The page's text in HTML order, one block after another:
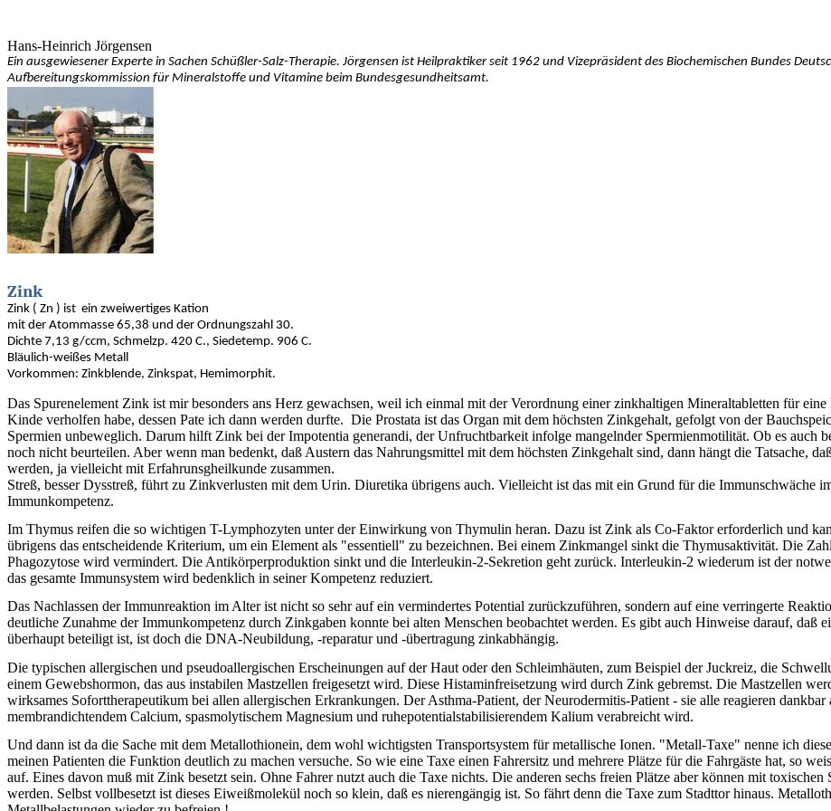
Hans-Heinrich Jörgensen
Ein ausgewiesener Experte in Sachen Schüßler-Salz-Therapie. Jörgensen ist Heilpraktiker seit 1962 und Vizepräsident des Biochemischen Bundes
Aufbereitungskommission für Mineralstoffe und Vitamine beim Bundesgesundheitsamt.
Zink
Zink ( Zn ) ist ein zweiwertiges Kation
mit der Atommasse 65,38 und der Ordnungszahl 30.
Dichte 7,13 g/ccm, Schmelzp. 420 C., Siedetemp. 906 C.
Bläulich-weißes Metall
Vorkommen: Zinkblende, Zinkspat, Hemimorphit.
Das Spurenelement Zink ist mir besonders ans Herz gewachsen, weil ich einmal mit der Verordnung einer zinkhaltigen Mineraltabletten für eine
Kinde verholfen habe, dessen Pate ich dann werden durfte. Die Prostata ist das Organ mit dem höchsten Zinkgehalt, gefolgt von der
Spermien unbeweglich. Darum hilft Zink bei der Impotentia generandi, der Unfruchtbarkeit infolge mangelnder Spermienmotilität. Ob es auch
noch nicht beurteilen. Aber wenn man bedenkt, daß Austern das Nahrungsmittel mit dem höchsten Zinkgehalt sind, dann hängt die Tatsache,
werden, ja vielleicht mit Erfahrunsgheilkunde zusammen.
Streß, besser Dysstreß, führt zu Zinkverlusten mit dem Urin. Diuretika übrigens auch. Vielleicht ist das mit ein Grund für die Immunschwäche
Immunkompetenz.
Im Thymus reifen die so wichtigen T-Lymphozyten unter der Einwirkung von Thymulin heran. Dazu ist Zink als Co-Faktor erforderlich und
übrigens das entscheidende Kriterium, um ein Element als "essentiell" zu bezeichnen. Bei einem Zinkmangel sinkt die Thymusaktivität. Die
Phagozytose wird vermindert. Die Antikörperproduktion sinkt und die Interleukin-2-Sekretion geht zurück. Interleukin-2 wiederum ist der
das gesamte Immunsystem wird bedenklich in seiner Kompetenz reduziert.
Das Nachlassen der Immunreaktion im Alter ist nicht so sehr auf ein vermindertes Potential zurückzuführen, sondern auf eine verringerte
deutliche Zunahme der Immunkompetenz durch Zinkgaben konnte bei alten Menschen beobachtet werden. Es gibt auch Hinweise darauf, daß
überhaupt beteiligt ist, ist doch die DNA-Neubildung, -reparatur und -übertragung zinkabhängig.
Die typischen allergischen und pseudoallergischen Erscheinungen auf der Haut oder den Schleimhäuten, zum Beispiel der Juckreiz, die
einem Gewebshormon, das aus instabilen Mastzellen freigesetzt wird. Diese Histaminfreisetzung wird durch Zink gebremst. Die Mastzellen
wirksames Soforttherapeutikum bei allen allergischen Erkrankungen. Der Asthma-Patient, der Neurodermitis-Patient - sie alle reagieren
membrandichtendem Calcium, spasmolytischem Magnesium und ruhepotentialstabilisierendem Kalium verabreicht wird.
Und dann ist da die Sache mit dem Metallothionein, dem wohl wichtigsten Transportsystem für metallische Ionen. "Metall-Taxe" nenne ich
meinen Patienten die Funktion deutlich zu machen versuche. So wie eine Taxe einen Fahrersitz und mehrere Plätze für die Fahrgäste hat, so
auf. Eines davon muß mit Zink besetzt sein. Ohne Fahrer nutzt auch die Taxe nichts. Die anderen sechs freien Plätze aber können mit
werden. Selbst vollbesetzt ist dieses Eiweißmolekül noch so klein, daß es nierengängig ist. So fährt denn die Taxe zum Stadttor hinaus.